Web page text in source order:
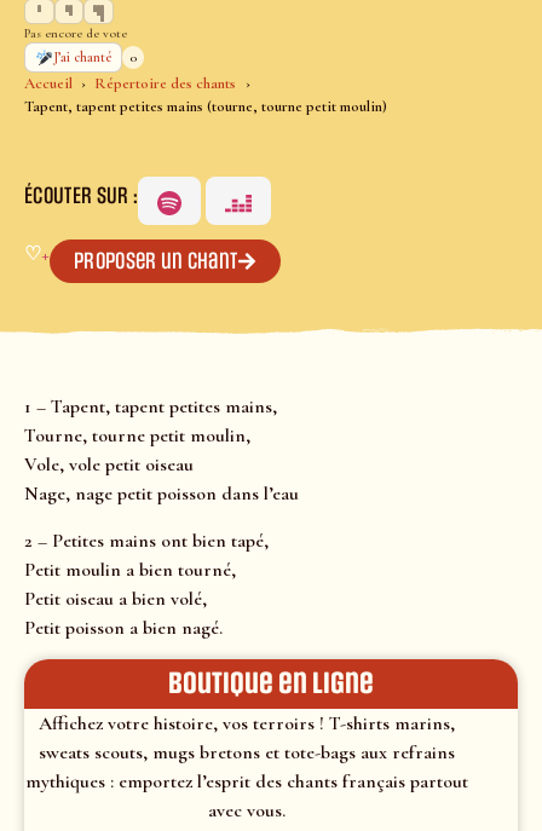
Accueil
Répertoire des chants
Tapent, tapent petites mains (tourne, tourne petit moulin)
Pas encore de vote
J’ai chanté
0
ÉCOUTER SUR :
♡+ Proposer un chant
1 – Tapent, tapent petites mains,
Tourne, tourne petit moulin,
Vole, vole petit oiseau
Nage, nage petit poisson dans l’eau
2 – Petites mains ont bien tapé,
Petit moulin a bien tourné,
Petit oiseau a bien volé,
Petit poisson a bien nagé.
Boutique en ligne
Affichez votre histoire, vos terroirs ! T-shirts marins,
sweats scouts, mugs bretons et tote-bags aux refrains
mythiques : emportez l’esprit des chants français partout
avec vous.